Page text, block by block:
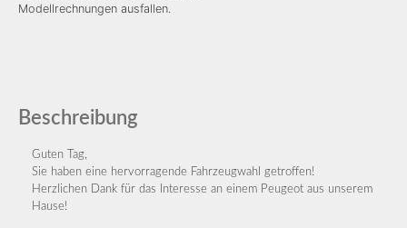
Modellrechnungen ausfallen.
Beschreibung
Guten Tag,
Sie haben eine hervorragende Fahrzeugwahl getroffen!
Herzlichen Dank für das Interesse an einem Peugeot aus unserem
Hause!